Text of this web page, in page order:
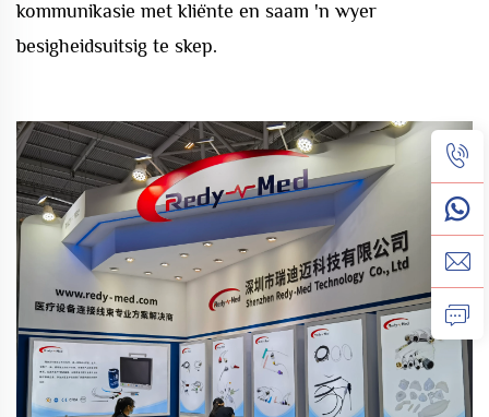
kommunikasie met kliënte en saam 'n wyer
besigheidsuitsig te skep.